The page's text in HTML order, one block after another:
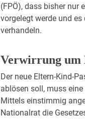
(FPÖ), dass bisher nur
vorgelegt werde und
verhandeln.
Verwirrung um
Der neue Eltern-Kind-
ablösen soll, muss
Mittels einstimmig
Nationalrat die